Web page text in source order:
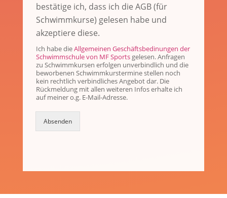
bestätige ich, dass ich die AGB (für
Schwimmkurse) gelesen habe und
akzeptiere diese.
Ich habe dieAllgemeinen Geschäftsbedinungen der
Schwimmschule von MF Sports gelesen. Anfragen
zu Schwimmkursen erfolgen unverbindlich und die
beworbenen Schwimmkurstermine stellen noch
kein rechtlich verbindliches Angebot dar. Die
Rückmeldung mit allen weiteren Infos erhalte ich
auf meiner o.g. E-Mail-Adresse.
Absenden